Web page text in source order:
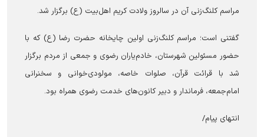
مراسم کلنگ‌زنی آن در سالروز ولادت کریم اهل‌بیت (ع) برگزار شد.
گفتنی است؛ مراسم کلنگ‌زنی اولین چایخانه حضرت رضا (ع) که با
حضور مسئولین شهرستان، خادم‌یاران رضوی و جمعی از مردم برگزار
شد با قرائت قرآن، صلوات خاصه، مولودی‌خوانی و سخنرانی
امام‌جمعه، فرماندار و دبیر کانون‌های خدمت رضوی همراه بود.
انتهای پیام/